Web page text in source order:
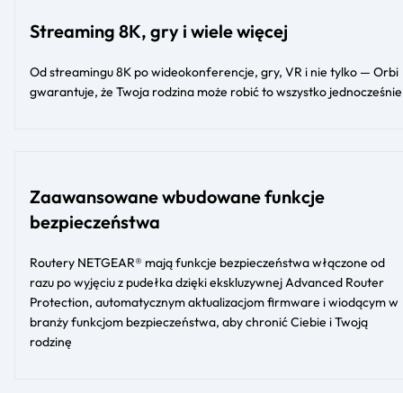
Streaming 8K, gry i wiele więcej
Od streamingu 8K po wideokonferencje, gry, VR i nie tylko — Orbi
gwarantuje, że Twoja rodzina może robić to wszystko jednocześnie
Zaawansowane wbudowane funkcje
bezpieczeństwa
Routery NETGEAR® mają funkcje bezpieczeństwa włączone od
razu po wyjęciu z pudełka dzięki ekskluzywnej Advanced Router
Protection, automatycznym aktualizacjom firmware i wiodącym w
branży funkcjom bezpieczeństwa, aby chronić Ciebie i Twoją
rodzinę